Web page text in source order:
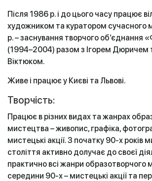
Після 1986 р. і до цього часу працює
художником та куратором сучасного
р. – заснування творчого об’єднання
(1994–2004) разом з Ігорем Дюричем
Віктюком.
Живе і працює у Києві та Львові.
Творчість:
Працює в різних видах та жанрах
мистецтва – живопис, графіка,
мистецькі акції. З початку 90-х років
століття активно долучає до своєї
практично всі жанри образотворчого
середини 90-х – мистецькі акції та